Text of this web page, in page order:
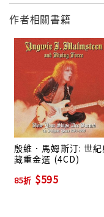
他之路的夢想。
Yngwie J.
Vivaldi)的小提琴
透過高難度的換指
擴展了小提琴的音
的重要地位，他也
成就感到相當的敬
彈奏技巧融入搖滾
樂(Baroque)風格的
帶到自己的音樂作
之外，Yngwie J.
作者相關書籍
殷維．馬姆斯汀: 世紀
藏重金選 (4CD)
85折 $595